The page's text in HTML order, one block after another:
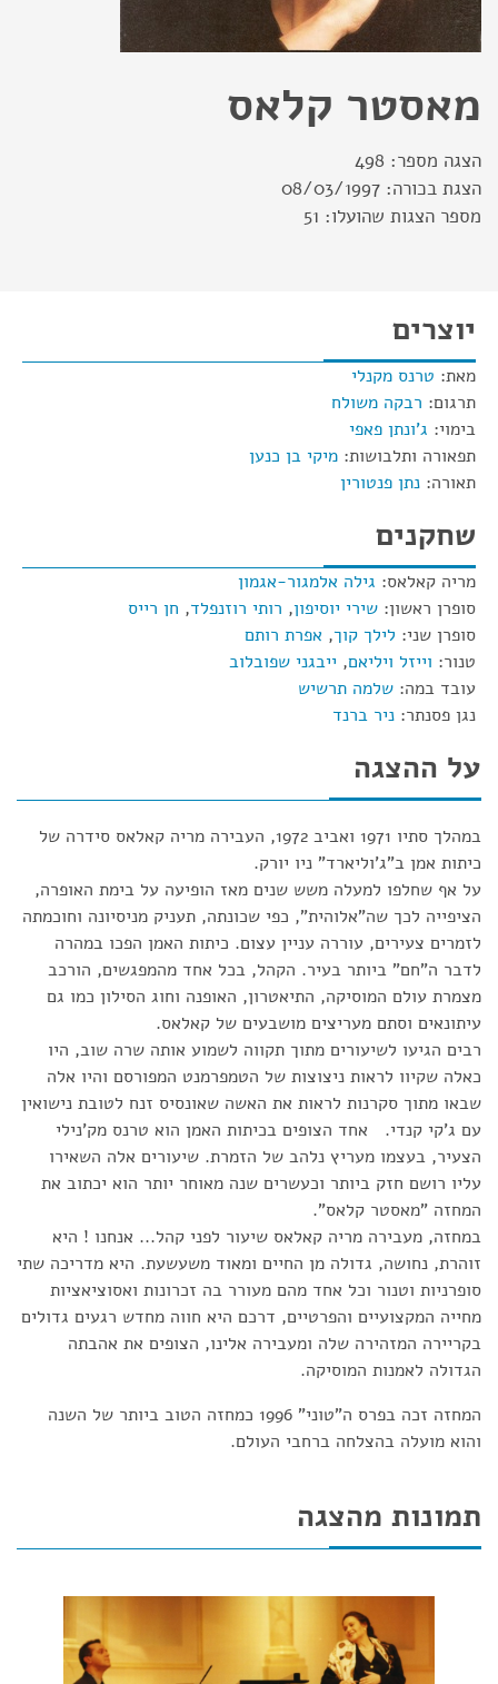
מאסטר קלאס
הצגה מספר: 498
הצגת בכורה: 08/03/1997
מספר הצגות שהועלו: 51
יוצרים
מאת: טרנס מקנלי
תרגום: רבקה משולח
בימוי: ג'ונתן פאפי
תפאורה ותלבושות: מיקי בן כנען
תאורה: נתן פנטורין
שחקנים
מריה קאלאס: גילה אלמגור-אגמון
סופרן ראשון: שירי יוסיפון, רותי רוזנפלד, חן רייס
סופרן שני: לילך קוך, אפרת רותם
טנור: וייזל ויליאם, ייבגני שפובלוב
עובד במה: שלמה תרשיש
נגן פסנתר: ניר ברנד
על ההצגה
במהלך סתיו 1971 ואביב 1972, העבירה מריה קאלאס סידרה של
כיתות אמן ב"ג'וליארד" ניו יורק.
על אף שחלפו למעלה משש שנים מאז הופיעה על בימת האופרה,
הציפייה לכך שה"אלוהית", כפי שכונתה, תעניק מניסיונה וחוכמתה
לזמרים צעירים, עוררה עניין עצום. כיתות האמן הפכו במהרה
לדבר ה"חם" ביותר בעיר. הקהל, בכל אחד מהמפגשים, הורכב
מצמרת עולם המוסיקה, התיאטרון, האופנה וחוג הסילון כמו גם
עיתונאים וסתם מעריצים מושבעים של קאלאס.
רבים הגיעו לשיעורים מתוך תקווה לשמוע אותה שרה שוב, היו
כאלה שקיוו לראות ניצוצות של הטמפרמנט המפורסם והיו אלה
שבאו מתוך סקרנות לראות את האשה שאונסיס זנח לטובת נישואין
עם ג'קי קנדי. אחד הצופים בכיתות האמן הוא טרנס מק'נילי
הצעיר, בעצמו מעריץ נלהב של הזמרת. שיעורים אלה השאירו
עליו רושם חזק ביותר וכעשרים שנה מאוחר יותר הוא יכתוב את
המחזה "מאסטר קלאס".
במחזה, מעבירה מריה קאלאס שיעור לפני קהל... אנחנו ! היא
זוהרת, נחושה, גדולה מן החיים ומאוד משעשעת. היא מדריכה שתי
סופרניות וטנור וכל אחד מהם מעורר בה זכרונות ואסוציאציות
מחייה המקצועיים והפרטיים, דרכם היא חווה מחדש רגעים גדולים
בקריירה המזהירה שלה ומעבירה אלינו, הצופים את אהבתה
הגדולה לאמנות המוסיקה.
המחזה זכה בפרס ה"טוני" 1996 כמחזה הטוב ביותר של השנה
והוא מועלה בהצלחה ברחבי העולם.
תמונות מהצגה